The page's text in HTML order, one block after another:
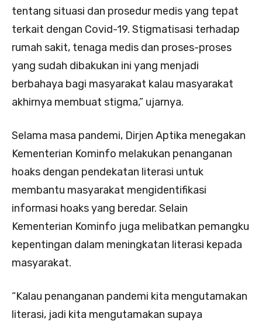
tentang situasi dan prosedur medis yang tepat
terkait dengan Covid-19. Stigmatisasi terhadap
rumah sakit, tenaga medis dan proses-proses
yang sudah dibakukan ini yang menjadi
berbahaya bagi masyarakat kalau masyarakat
akhirnya membuat stigma,” ujarnya.
Selama masa pandemi, Dirjen Aptika menegakan
Kementerian Kominfo melakukan penanganan
hoaks dengan pendekatan literasi untuk
membantu masyarakat mengidentifikasi
informasi hoaks yang beredar. Selain
Kementerian Kominfo juga melibatkan pemangku
kepentingan dalam meningkatan literasi kepada
masyarakat.
“Kalau penanganan pandemi kita mengutamakan
literasi, jadi kita mengutamakan supaya